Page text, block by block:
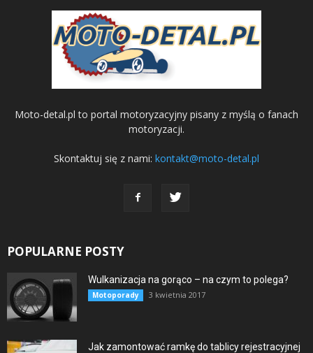
Moto-detal.pl to portal motoryzacyjny pisany z myślą o fanach
motoryzacji.
Skontaktuj się z nami: kontakt@moto-detal.pl
POPULARNE POSTY
Wulkanizacja na gorąco – na czym to polega?
Motoporady 3 kwietnia 2017
Jak zamontować ramkę do tablicy rejestracyjnej